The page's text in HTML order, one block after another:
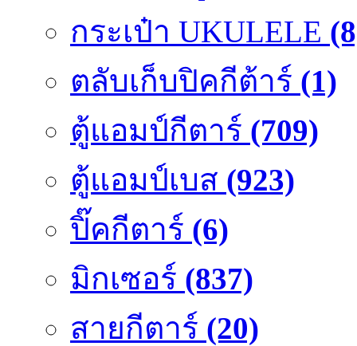
กระเป๋า UKULELE
ตลับเก็บปิคกีต้าร์ (1)
ตู้แอมป์กีตาร์ (709)
ตู้แอมป์เบส (923)
ปิ๊คกีตาร์ (6)
มิกเซอร์ (837)
สายกีตาร์ (20)